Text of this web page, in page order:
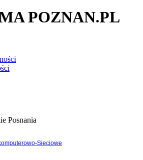
POZNAN.PL
Posnania
Sieciowe